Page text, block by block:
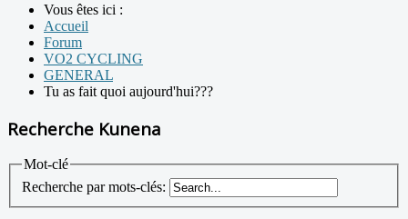
Vous êtes ici :
Accueil
Forum
VO2 CYCLING
GENERAL
Tu as fait quoi aujourd'hui???
Recherche Kunena
Mot-clé
Recherche par mots-clés: